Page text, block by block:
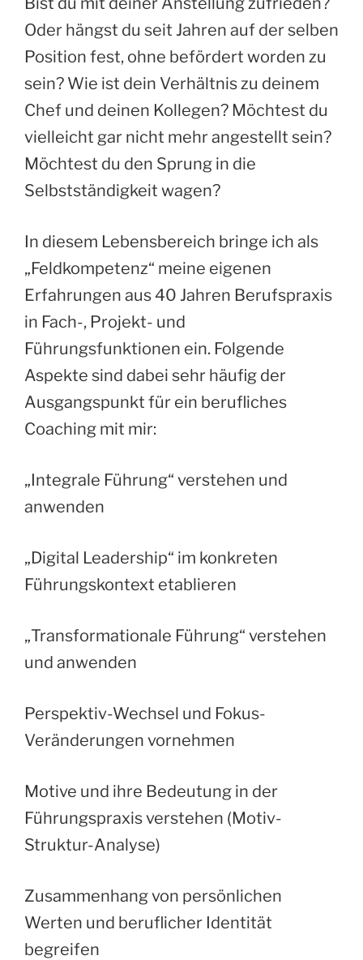
Oder hängst du seit Jahren auf der selben
Position fest, ohne befördert worden zu
sein? Wie ist dein Verhältnis zu deinem
Chef und deinen Kollegen? Möchtest du
vielleicht gar nicht mehr angestellt sein?
Möchtest du den Sprung in die
Selbstständigkeit wagen?
In diesem Lebensbereich bringe ich als
„Feldkompetenz“ meine eigenen
Erfahrungen aus 40 Jahren Berufspraxis
in Fach-, Projekt- und
Führungsfunktionen ein. Folgende
Aspekte sind dabei sehr häufig der
Ausgangspunkt für ein berufliches
Coaching mit mir:
„Integrale Führung“ verstehen und
anwenden
„Digital Leadership“ im konkreten
Führungskontext etablieren
„Transformationale Führung“ verstehen
und anwenden
Perspektiv-Wechsel und Fokus-
Veränderungen vornehmen
Motive und ihre Bedeutung in der
Führungspraxis verstehen (Motiv-
Struktur-Analyse)
Zusammenhang von persönlichen
Werten und beruflicher Identität
begreifen